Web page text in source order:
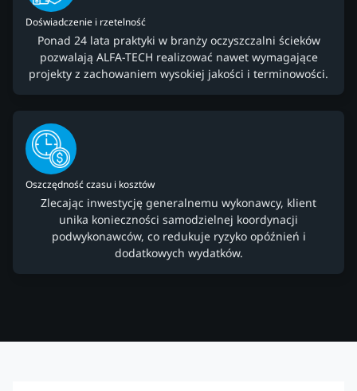
Doświadczenie i rzetelność
Ponad 24 lata praktyki w branży oczyszczalni ścieków
pozwalają ALFA-TECH realizować nawet wymagające
projekty z zachowaniem wysokiej jakości i terminowości.
Oszczędność czasu i kosztów
Zlecając inwestycję generalnemu wykonawcy, klient
unika konieczności samodzielnej koordynacji
podwykonawców, co redukuje ryzyko opóźnień i
dodatkowych wydatków.